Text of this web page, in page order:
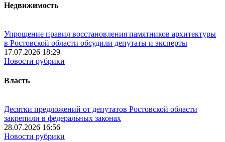
Недвижимость
Упрощение правил восстановления памятников архитектуры
в Ростовской области обсудили депутаты и эксперты
17.07.2026 18:29
Новости рубрики
Власть
Десятки предложений от депутатов Ростовской области
закрепили в федеральных законах
28.07.2026 16:56
Новости рубрики